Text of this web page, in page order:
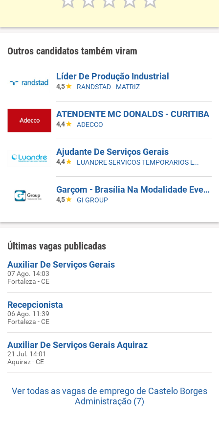
Outros candidatos também viram
Líder De Produção Industrial
4,5 RANDSTAD - MATRIZ
ATENDENTE MC DONALDS - CURITIBA
4,4 ADECCO
Ajudante De Serviços Gerais
4,4 LUANDRE SERVICOS TEMPORARIOS LTDA. (C-I)
Garçom - Brasília Na Modalidade Eventual
4,5 GI GROUP
Últimas vagas publicadas
Auxiliar De Serviços Gerais
07 Ago. 14:03
Fortaleza - CE
Recepcionista
06 Ago. 11:39
Fortaleza - CE
Auxiliar De Serviços Gerais Aquiraz
21 Jul. 14:01
Aquiraz - CE
Ver todas as vagas de emprego de Castelo Borges
Administração (7)